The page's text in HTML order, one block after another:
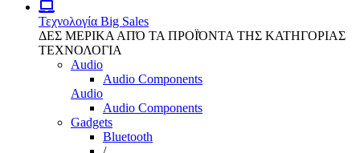
Τεχνολογία Big Sales
ΔΕΣ ΜΕΡΙΚΑ ΑΠΌ ΤΑ ΠΡΟΪΌΝΤΑ ΤΗΣ ΚΑΤΗΓΟΡΙΑΣ
ΤΕΧΝΟΛΟΓΙΑ
Audio
Audio Components
Audio
Audio Components
Gadgets
Bluetooth